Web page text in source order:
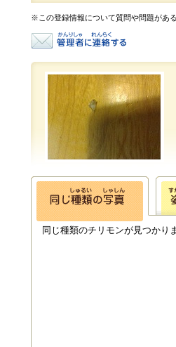
※この登録情報について質問や問題があ
同じ種類のチリモンが見つかり